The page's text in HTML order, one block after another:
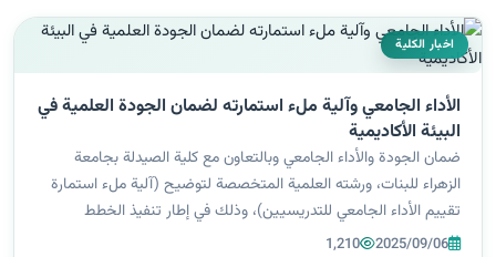
اخبار الكلية
الأداء الجامعي وآلية ملء استمارته لضمان الجودة العلمية في
البيئة الأكاديمية
ضمان الجودة والأداء الجامعي وبالتعاون مع كلية الصيدلة بجامعة
الزهراء للبنات، ورشته العلمية المتخصصة لتوضيح (آلية ملء استمارة
تقييم الأداء الجامعي للتدريسيين)، وذلك في إطار تنفيذ الخطط
الاستراتيجية للكلية الهادفة إلى تعزيز معايير الجودة الشاملة والارتقاء
2025/09/06
1,210